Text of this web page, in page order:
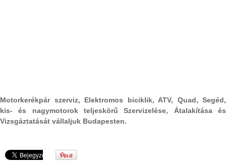
Motorkerékpár szerviz, Elektromos biciklik, ATV, Quad, Segéd,
kis- és nagymotorok teljeskörű Szervizelése, Átalakítása és
Vizsgáztatását vállaljuk Budapesten.